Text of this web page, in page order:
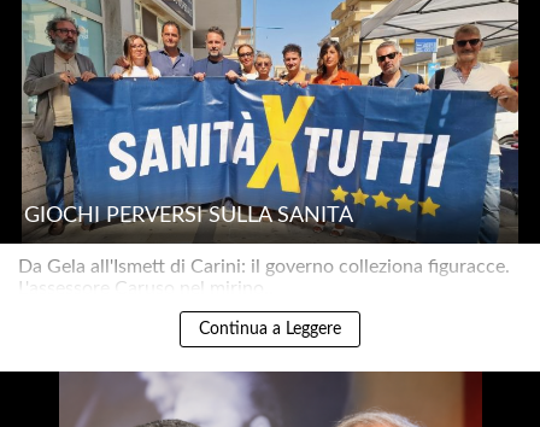
GIOCHI PERVERSI SULLA SANITÀ
Da Gela all'Ismett di Carini: il governo colleziona figuracce.
L'assessore Caruso nel mirino..
Continua a Leggere